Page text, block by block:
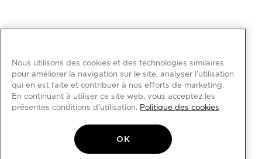
Nous utilisons des cookies et des technologies similaires
pour améliorer la navigation sur le site, analyser l'utilisation
qui en est faite et contribuer à nos efforts de marketing.
En continuant à utiliser ce site web, vous acceptez les
présentes conditions d'utilisation. Politique des cookies
OK